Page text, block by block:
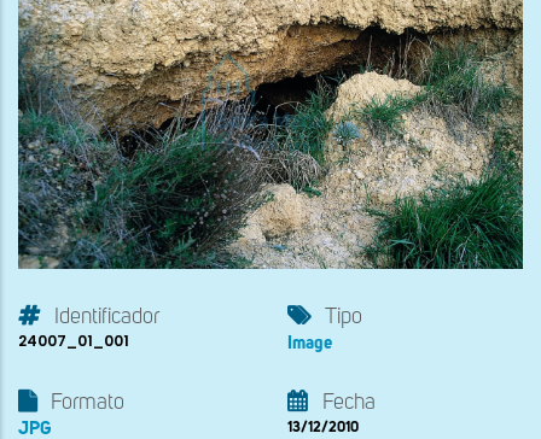
Identificador
24007_01_001
Tipo
Image
Formato
JPG
Fecha
13/12/2010